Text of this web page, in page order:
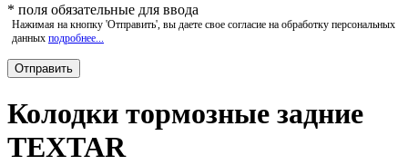
* поля обязательные для ввода
Нажимая на кнопку 'Отправить', вы даете свое согласие на обработку персональных
данных подробнее...
Колодки тормозные задние
TEXTAR